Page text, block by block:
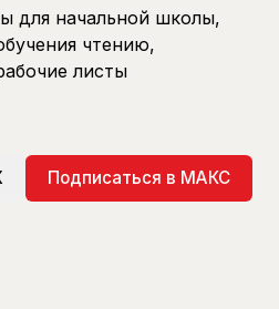
для начальной школы,
чтению,
листы
Подписаться в МАКС